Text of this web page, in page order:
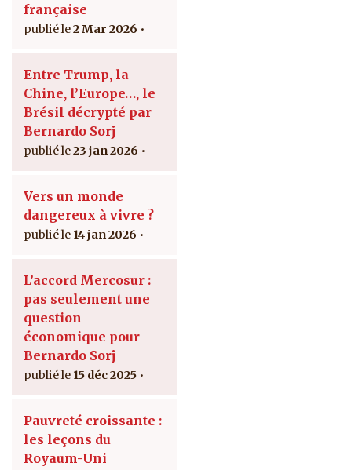
française
2 Mar 2026
Entre Trump, la
Chine, l’Europe…, le
Brésil décrypté par
Bernardo Sorj
23 jan 2026
Vers un monde
dangereux à vivre ?
14 jan 2026
L’accord Mercosur :
pas seulement une
question
économique pour
Bernardo Sorj
15 déc 2025
Pauvreté croissante :
les leçons du
Royaum-Uni